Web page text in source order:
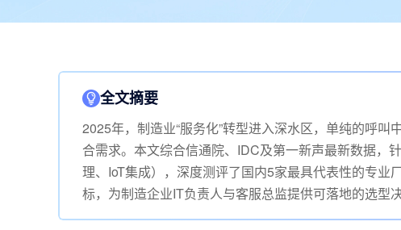
全文摘要
2025年，制造业“服务化”转型进入深水区，单纯的呼叫
合需求。本文综合信通院、IDC及第一新声最新数据，
理、IoT集成），深度测评了国内5家最具代表性的专
标，为制造企业IT负责人与客服总监提供可落地的选型决